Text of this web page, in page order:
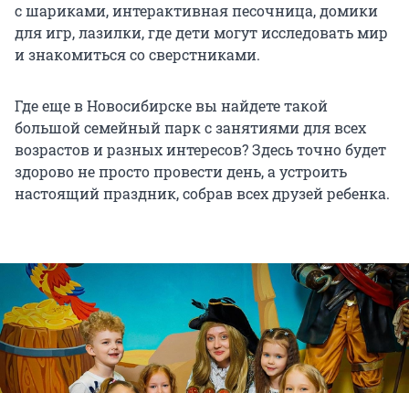
с шариками, интерактивная песочница, домики
для игр, лазилки, где дети могут исследовать мир
и знакомиться со сверстниками.
Где еще в Новосибирске вы найдете такой
большой семейный парк с занятиями для всех
возрастов и разных интересов? Здесь точно будет
здорово не просто провести день, а устроить
настоящий праздник, собрав всех друзей ребенка.